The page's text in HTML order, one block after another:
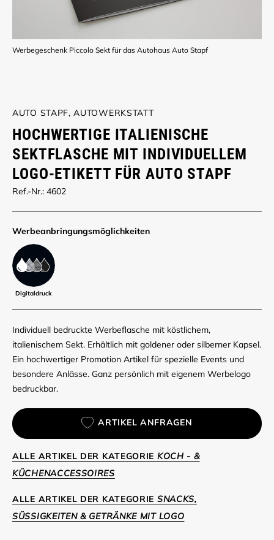
Werbegeschenk Piccolo Sekt für das Autohaus Auto Stapf
AUTO STAPF, AUTOWERKSTATT
HOCHWERTIGE ITALIENISCHE
SEKTFLASCHE MIT INDIVIDUELLEM
LOGO-ETIKETT FÜR AUTO STAPF
Ref.-Nr.: 4602
Werbe­anbringungs­möglich­keiten
Digitaldruck
Individuell bedruckte Werbeflasche mit köstlichem,
italienischem Sekt. Erhältlich mit goldener oder silberner Kapsel.
Ein hochwertiger Promotion Artikel für spezielle Events und
besondere Anlässe. Ganz persönlich mit eigenem Werbelogo
bedruckbar.
ARTIKEL ANFRAGEN
ALLE ARTIKEL DER KATEGORIE KOCH - &
KÜCHENACCESSOIRES
ALLE ARTIKEL DER KATEGORIE SNACKS,
SÜSSIGKEITEN & GETRÄNKE MIT LOGO